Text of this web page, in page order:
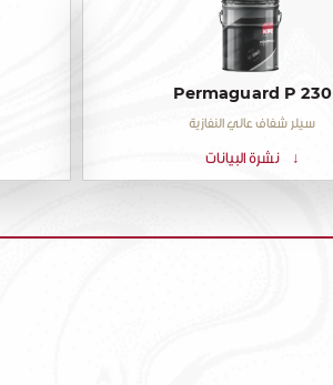
Permaguard P 230
سيلر شفاف عالي النفازية
نشرة البيانات